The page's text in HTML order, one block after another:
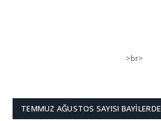
>br>
TEMMUZ AĞUSTOS SAYISI BAYILERDE